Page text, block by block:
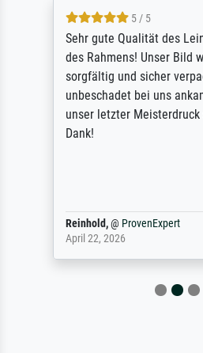
5 / 5
Sehr gute Qualität des
des Rahmens! Unser Bild
sorgfältig und sicher
unbeschadet bei uns
unser letzter
Dank!
Reinhold,@ ProvenExpert
April 22, 2026